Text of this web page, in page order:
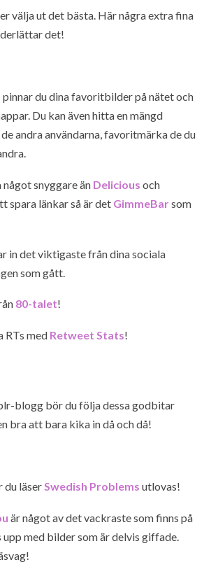
välja ut det bästa. Här några extra fina
det!
pinnar du dina favoritbilder på nätet och
Du kan även hitta en mängd
andra användarna, favoritmärka de du
snyggare än Delicious och
spara länkar så är det GimmeBarsom
in det viktigaste från dina sociala
som gått.
80-talet!
RTs med Retweet Stats!
blogg bör du följa dessa godbitar
bra att bara kika in då och då!
du läserSwedish Problems utlovas!
är något av det vackraste som finns på
med bilder som är delvis giffade.